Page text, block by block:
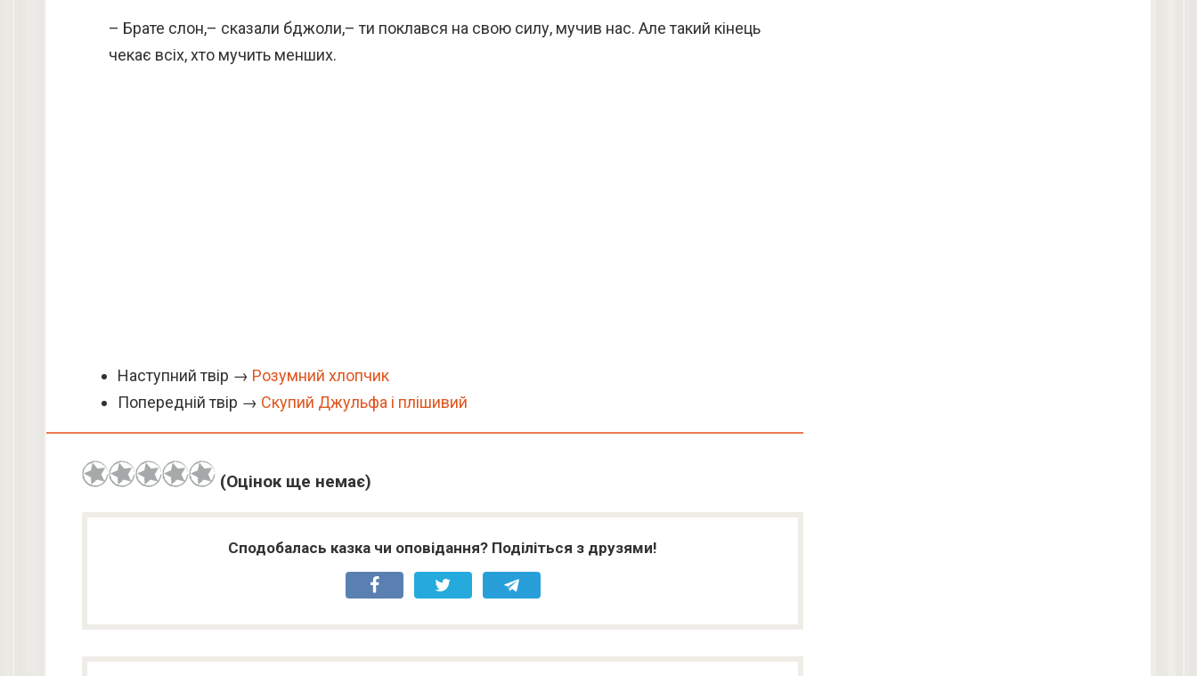
– Брате слон,– сказали бджоли,– ти поклався на свою силу, мучив нас. Але такий кінець
чекає всіх, хто мучить менших.
Наступний твір → Розумний хлопчик
Попередній твір → Скупий Джульфа і плішивий
(Оцінок ще немає)
Сподобалась казка чи оповідання? Поділіться з друзями!